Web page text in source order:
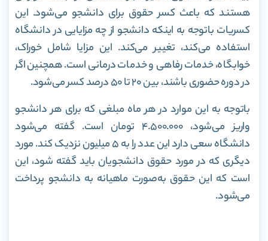
هستند که باعث کسر حقوق برای دانشجو می‌شود. این
کسریات باتوجه به اینکه دانشجو از چه مزایایی در دانشگاه
استفاده می‌کند، تغییر می‌کند. این مزایا شامل خوراک،
خوابگاه، خدمات رفاهی و خدمات درمانی است. همچنین اگر
در دوره حضوری باشند، بین ۲۰ تا ۵۰ درصد کسر می‌شود.
باتوجه به این موارد در هر ماه مبلغی که برای هر دانشجو
واریز می‌شود، ۴.۵۰۰.۰۰۰ تومان است. گفته می‌شود
دانشگاه سعی دارد این عدد را به ۵ میلیون نزدیک کند. مورد
دیگری که در مورد حقوق دانشجویان باید گفته شود، این
است که این حقوق به‌صورت ماهیانه به دانشجو پرداخت
می‌شود.